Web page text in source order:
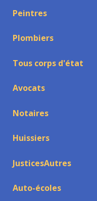
Peintres
Plombiers
Tous corps d'état
Avocats
Notaires
Huissiers
JusticesAutres
Auto-écoles